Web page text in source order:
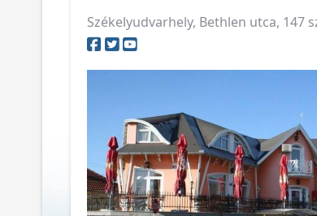
Székelyudvarhely, Bethlen utca, 147